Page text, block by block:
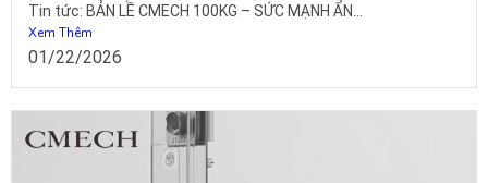
Tin tức: BẢN LỀ CMECH 100KG – SỨC MẠNH ẨN...
Xem Thêm
01/22/2026